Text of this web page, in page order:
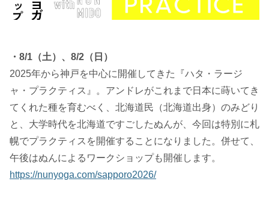
・8/1（土）、8/2（日）
2025年から神戸を中心に開催してきた『ハタ・ラージ
ャ・プラクティス』。アンドレがこれまで日本に蒔いてき
てくれた種を育むべく、北海道民（北海道出身）のみどり
と、大学時代を北海道ですごしたぬんが、今回は特別に札
幌でプラクティスを開催することになりました。併せて、
午後はぬんによるワークショップも開催します。
https://nunyoga.com/sapporo2026/